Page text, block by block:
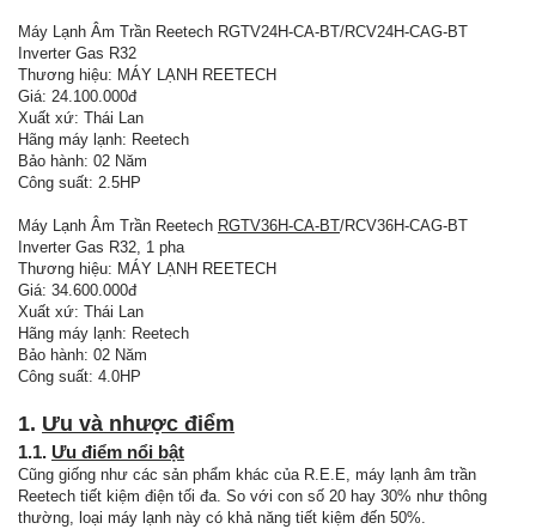
Máy Lạnh Âm Trần Reetech RGTV24H-CA-BT/RCV24H-CAG-BT
Inverter Gas R32
Thương hiệu: MÁY LẠNH REETECH
Giá: 24.100.000đ
Xuất xứ: Thái Lan
Hãng máy lạnh: Reetech
Bảo hành: 02 Năm
Công suất: 2.5HP
Máy Lạnh Âm Trần Reetech RGTV36H-CA-BT/RCV36H-CAG-BT
Inverter Gas R32, 1 pha
Thương hiệu: MÁY LẠNH REETECH
Giá: 34.600.000đ
Xuất xứ: Thái Lan
Hãng máy lạnh: Reetech
Bảo hành: 02 Năm
Công suất: 4.0HP
1. Ưu và nhược điểm
1.1. Ưu điểm nổi bật
Cũng giống như các sản phẩm khác của R.E.E, máy lạnh âm trần
Reetech tiết kiệm điện tối đa. So với con số 20 hay 30% như thông
thường, loại máy lạnh này có khả năng tiết kiệm đến 50%.